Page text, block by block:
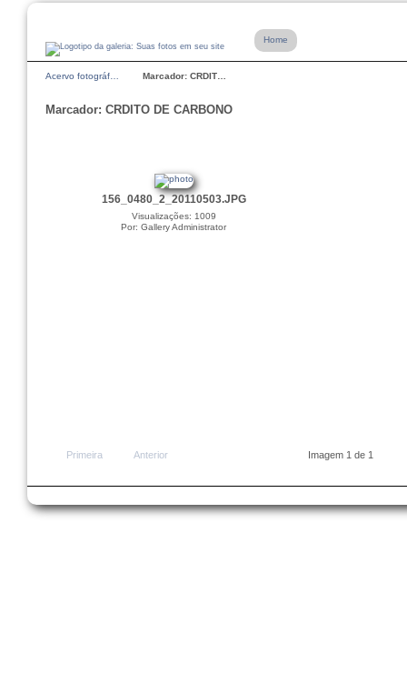
Home
Acervo fotográf… Marcador: CRDIT…
Marcador: CRDITO DE CARBONO
156_0480_2_20110503.JPG
Visualizações: 1009
Por: Gallery Administrator
Primeira Anterior Imagem 1 de 1